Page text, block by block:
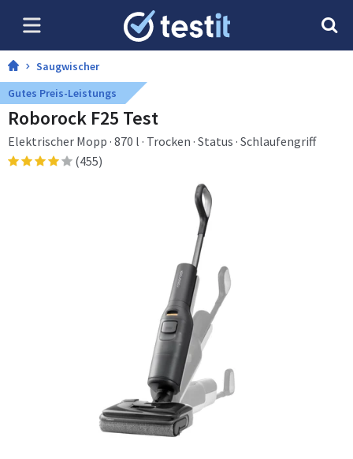
Saugwischer
Gutes Preis-Leistungs
Roborock F25 Test
Elektrischer Mopp · 870 l · Trocken · Status · Schlaufengriff
(455)